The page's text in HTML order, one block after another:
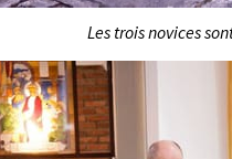
Les trois novices